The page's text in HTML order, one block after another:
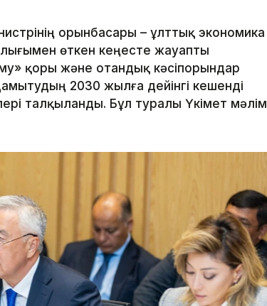
орынбасары – ұлттық экономика
өткен кеңесте жауапты
қоры және отандық кәсіпорындар
2030 жылға дейінгі кешенді
талқыланды. Бұл туралы Үкімет мәлім